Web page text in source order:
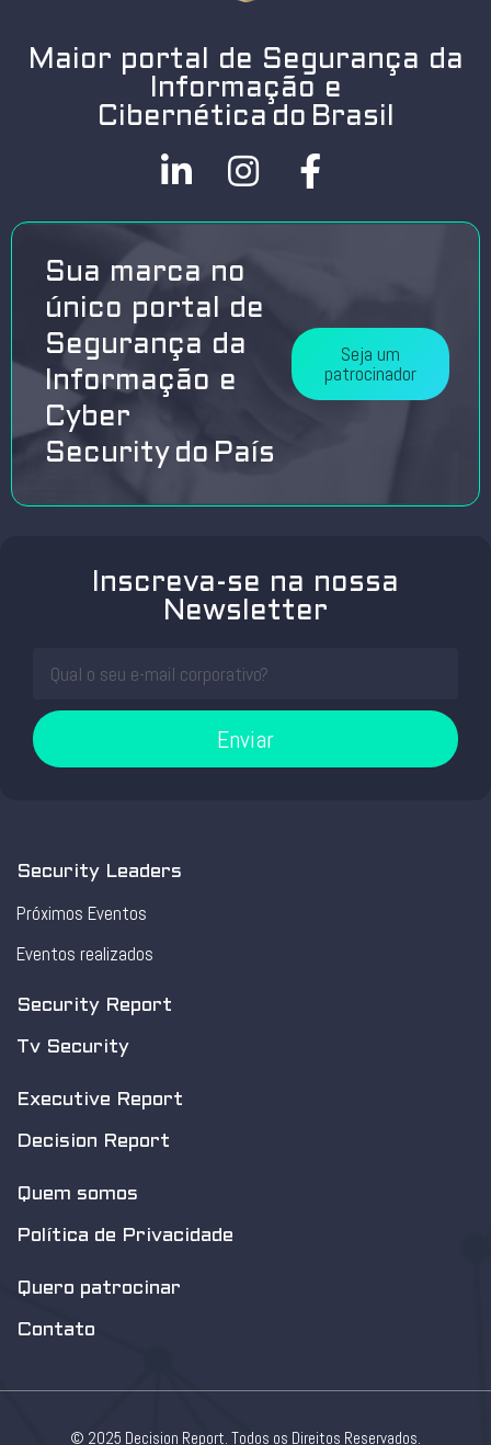
Maior portal de Segurança da
Informação e
Cibernética do Brasil
Sua marca no
único portal de
Segurança da
Informação e
Cyber
Security do País
Seja um
patrocinador
Inscreva-se na nossa
Newsletter
Enviar
Security Leaders
Próximos Eventos
Eventos realizados
Security Report
Tv Security
Executive Report
Decision Report
Quem somos
Política de Privacidade
Quero patrocinar
Contato
© 2025 Decision Report. Todos os Direitos Reservados.